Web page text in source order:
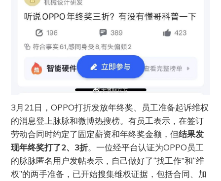
3月21日，OPPO打折发放年终奖、员工准备起诉维权
的消息登上脉脉和微博热搜榜。有员工表示，在签订
劳动合同时约定了固定薪资和年终奖金额，但结果发
现年终奖打了2、3折。一位经平台认证为OPPO员工
的脉脉匿名用户发帖表示，自己做好了“找工作”和“维
权”的两手准备，已开始搜集维权证据，包括合同、加